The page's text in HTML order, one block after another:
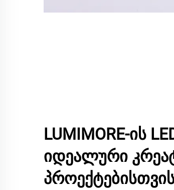
LUMIMORE-ის
იდეალური